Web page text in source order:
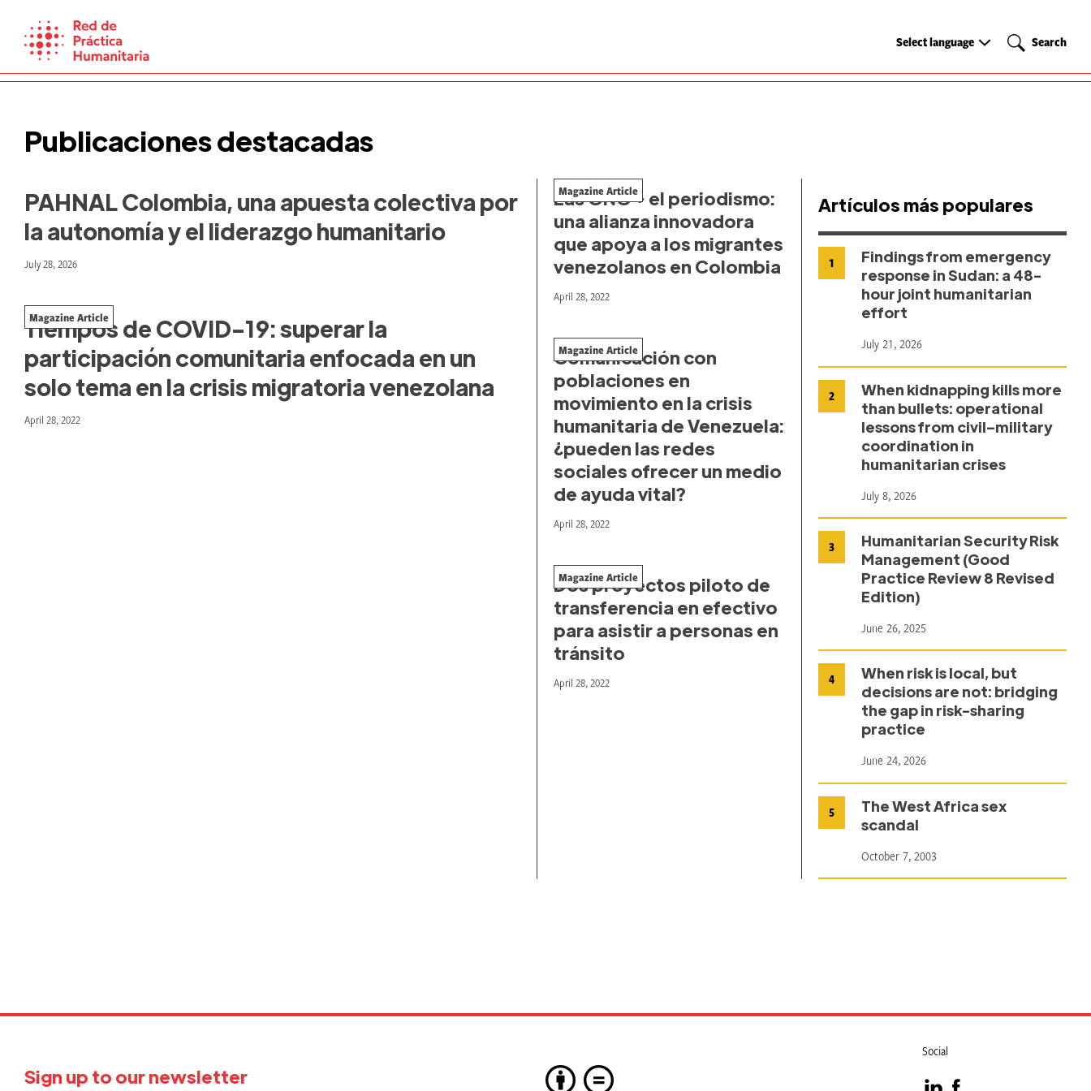
content
Select
Select language Search
Search
Publicaciones destacadas
PAHNAL Colombia, una apuesta colectiva por
la autonomía y el liderazgo humanitario
July 28, 2026
Tiempos de COVID-19: superar la
participación comunitaria enfocada en un
solo tema en la crisis migratoria venezolana
Magazine Article
April 28, 2022
Las ONG + el periodismo:
una alianza innovadora
que apoya a los migrantes
venezolanos en Colombia
Magazine Article
April 28, 2022
Comunicación con
poblaciones en
movimiento en la crisis
humanitaria de Venezuela:
¿pueden las redes
sociales ofrecer un medio
de ayuda vital?
Magazine Article
April 28, 2022
Dos proyectos piloto de
transferencia en efectivo
para asistir a personas en
tránsito
Magazine Article
April 28, 2022
Artículos más populares
1
Findings from emergency
response in Sudan: a 48-
hour joint humanitarian
effort
July 21, 2026
2
When kidnapping kills more
than bullets: operational
lessons from civil–military
coordination in
humanitarian crises
July 8, 2026
3
Humanitarian Security Risk
Management (Good
Practice Review 8 Revised
Edition)
June 26, 2025
4
When risk is local, but
decisions are not: bridging
the gap in risk-sharing
practice
June 24, 2026
5
The West Africa sex
scandal
October 7, 2003
Sign up to our newsletter
Social